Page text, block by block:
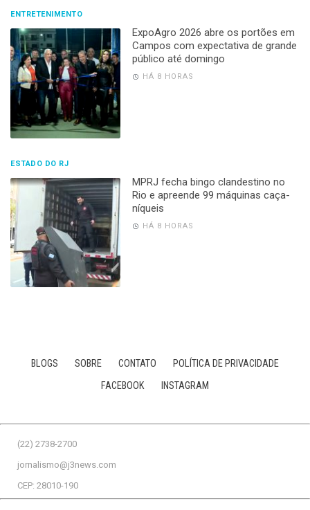
ENTRETENIMENTO
ExpoAgro 2026 abre os portões em
Campos com expectativa de grande
público até domingo
HÁ 8 HORAS
ESTADO DO RJ
MPRJ fecha bingo clandestino no
Rio e apreende 99 máquinas caça-
níqueis
HÁ 8 HORAS
BLOGS SOBRE CONTATO
POLÍTICA DE PRIVACIDADE
FACEBOOK
INSTAGRAM
(22) 2738-2700
jornalismo@j3news.com
CEP: 28010-190